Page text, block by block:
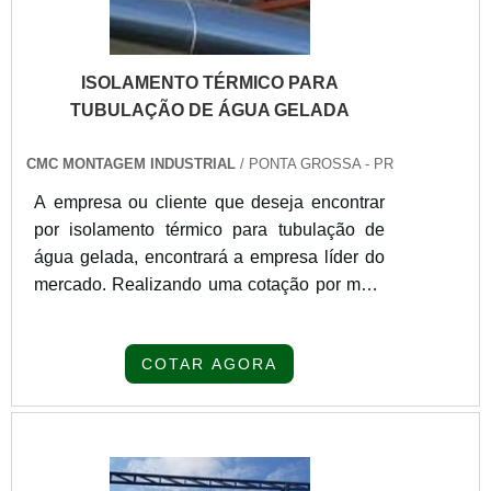
Montagem é uma empresa que tem
despontado no mercado pela seriedade e
qualidade que fecha todo o ciclo de entrega
com excelência para seus parceiros....
ISOLAMENTO TÉRMICO PARA
TUBULAÇÃO DE ÁGUA GELADA
CMC MONTAGEM INDUSTRIAL/ PONTA GROSSA - PR
A empresa ou cliente que deseja encontrar
por isolamento térmico para tubulação de
água gelada, encontrará a empresa líder do
mercado. Realizando uma cotação por meio
ISOLAMENTO TÉRMICO PARA
inovadora, consegue encontrar o site da
COTAR AGORA